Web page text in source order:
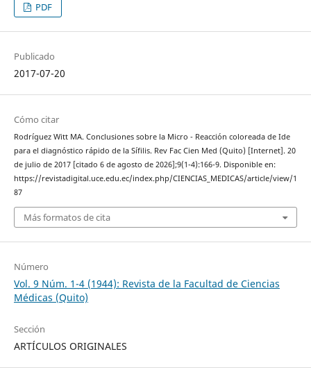
PDF
Publicado
2017-07-20
Cómo citar
Rodríguez Witt MA. Conclusiones sobre la Micro - Reacción coloreada de Ide
para el diagnóstico rápido de la Sífilis. Rev Fac Cien Med (Quito) [Internet]. 20
de julio de 2017 [citado 6 de agosto de 2026];9(1-4):166-9. Disponible en:
https://revistadigital.uce.edu.ec/index.php/CIENCIAS_MEDICAS/article/view/1
87
Más formatos de cita
Número
Vol. 9 Núm. 1-4 (1944): Revista de la Facultad de Ciencias
Médicas (Quito)
Sección
ARTÍCULOS ORIGINALES